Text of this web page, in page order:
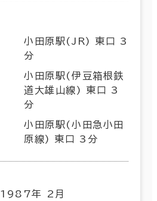
小田原駅(JR) 東口 3
分
小田原駅(伊豆箱根鉄
道大雄山線) 東口 3
分
小田原駅(小田急小田
原線) 東口 3分
1987年 2月